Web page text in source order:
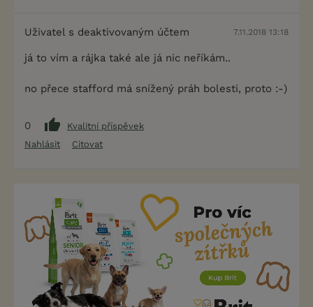
Uživatel s deaktivovaným účtem 7.11.2018 13:18
já to vím a rájka také ale já nic neříkám..
no přece stafford má snížený práh bolesti, proto :-)
0
Kvalitní příspěvek
Nahlásit
Citovat